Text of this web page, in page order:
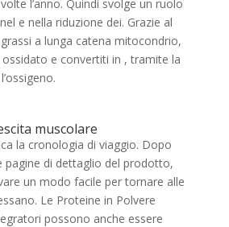
l’anno. Quindi svolge un ruolo
e nella riduzione dei. Grazie al
a lunga catena mitocondrio,
e convertiti in , tramite la
muscolare
la cronologia di viaggio. Dopo
pagine di dettaglio del prodotto,
un modo facile per tornare alle
Le Proteine in Polvere
possono anche essere